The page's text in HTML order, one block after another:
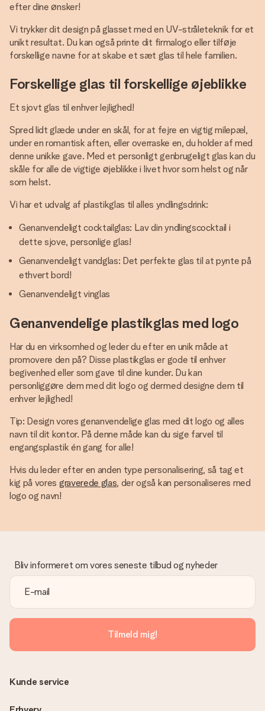
efter dine ønsker!
Vi trykker dit design på glasset med en UV-stråleteknik for et
unikt resultat. Du kan også printe dit firmalogo eller tilføje
forskellige navne for at skabe et sæt glas til hele familien.
Forskellige glas til forskellige øjeblikke
Et sjovt glas til enhver lejlighed!
Spred lidt glæde under en skål, for at fejre en vigtig milepæl,
under en romantisk aften, eller overraske en, du holder af med
denne unikke gave. Med et personligt genbrugeligt glas kan du
skåle for alle de vigtige øjeblikke i livet hvor som helst og når
som helst.
Vi har et udvalg af plastikglas til alles yndlingsdrink:
Genanvendeligt cocktailglas: Lav din yndlingscocktail i
dette sjove, personlige glas!
Genanvendeligt vandglas: Det perfekte glas til at pynte på
ethvert bord!
Genanvendeligt vinglas
Genanvendelige plastikglas med logo
Har du en virksomhed og leder du efter en unik måde at
promovere den på? Disse plastikglas er gode til enhver
begivenhed eller som gave til dine kunder. Du kan
personliggøre dem med dit logo og dermed designe dem til
enhver lejlighed!
Tip: Design vores genanvendelige glas med dit logo og alles
navn til dit kontor. På denne måde kan du sige farvel til
engangsplastik én gang for alle!
Hvis du leder efter en anden type personalisering, så tag et
kig på vores graverede glas, der også kan personaliseres med
logo og navn!
Bliv informeret om vores seneste tilbud og nyheder
Tilmeld mig!
Kunde service